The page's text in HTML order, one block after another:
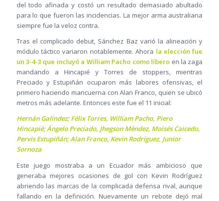
del todo afinada y costó un resultado demasiado abultado
para lo que fueron las incidencias. La mejor arma australiana
siempre fue la veloz contra.
Tras el complicado debut, Sánchez Baz varió la alineación y
módulo táctico variaron notablemente. Ahora la elección fue
un 3-4-3 que incluyó a William Pacho como líbero en la zaga
mandando a Hincapié y Torres de stoppers, mientras
Preciado y Estupiñán ocuparon más labores ofensivas, el
primero haciendo mancuerna con Alan Franco, quien se ubicó
metros más adelante. Entonces este fue el 11 inicial:
Hernán Galíndez; Félix Torres, William Pacho, Piero
Hincapié; Ángelo Preciado, Jhegson Méndez, Moisés Caicedo,
Pervis Estupiñán; Alan Franco, Kevin Rodríguez, Junior
Sornoza
Este juego mostraba a un Ecuador más ambicioso que
generaba mejores ocasiones de gol con Kevin Rodríguez
abriendo las marcas de la complicada defensa rival, aunque
fallando en la definición. Nuevamente un rebote dejó mal